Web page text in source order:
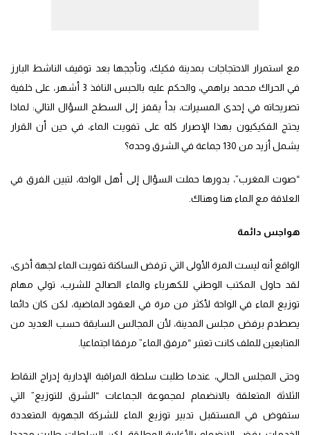
مع استمرار الاحتجاجات بمدينة فكيك، وتأججها بعد توقيف الناشط البارز
في الحراك محمد براهمي، والحكم عليه بالحبس النافذ 3 أشهر، على خلفية
تصريحاته في إحدى المسيرات، بدأ يقفز إلى السطح السؤال التالي: لماذا
يحتج الفكيكيون بهذا الإصرار كله على تفويت الماء، في حين أن القرار
يشمل أزيد من 130 جماعة في الشرق وحده؟
“صوت المغرب”، بدورها حملت السؤال إلى أهل الواحة، لتبين الفرق في
العلاقة مع الماء هنا وهناك.
هواجس دائمة
الواقع أنه ليست المرة الأولى التي ترفض الساكنة تفويت الماء لجهة أخرى،
لقد حاول المكتب الوطني للكهرباء والماء الصالح للشرب، تولي مهام
توزيع الماء في الواحة لأكثر من مرة في العقود الماضية، لكن كان دائما
يصطدم برفض مجلس المدينة، لأن المجالس السابقة حسب العديد من
المتابعين للملف كانت تعتبر “مرفق الماء” مرفقا اجتماعيا.
وحتى المجلس الحالي، عندما طلبت سلطة المراقبة الإدارية إدراج النقاط
الثلاثة المتعلقة بالانضمام لمجموعة الجماعات “الشرق للتوزيع” التي
ستفوض في المستقبل تدبير توزيع الماء للشركة الجهوية المتعددة